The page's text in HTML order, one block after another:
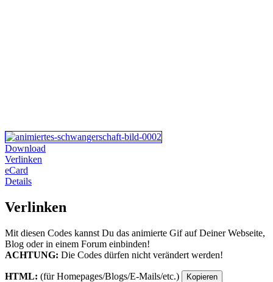
Download
Verlinken
eCard
Details
Verlinken
Mit diesen Codes kannst Du das animierte Gif auf Deiner Webseite,
Blog oder in einem Forum einbinden!
ACHTUNG: Die Codes dürfen nicht verändert werden!
HTML: (für Homepages/Blogs/E-Mails/etc.) Kopieren